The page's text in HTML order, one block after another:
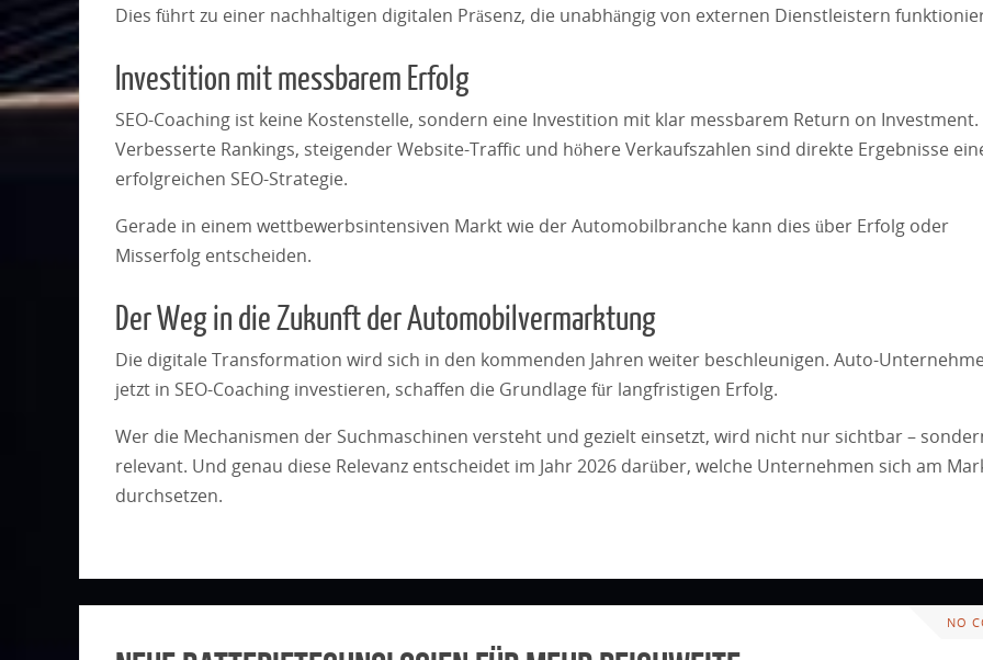
Dies führt zu einer nachhaltigen digitalen Präsenz, die unabhängig von externen Dienstleistern
Investition mit messbarem Erfolg
SEO-Coaching ist keine Kostenstelle, sondern eine Investition mit klar messbarem Return on Investment.
Verbesserte Rankings, steigender Website-Traffic und höhere Verkaufszahlen sind direkte Ergebnisse
erfolgreichen SEO-Strategie.
Gerade in einem wettbewerbsintensiven Markt wie der Automobilbranche kann dies über Erfolg oder
Misserfolg entscheiden.
Der Weg in die Zukunft der Automobilvermarktung
Die digitale Transformation wird sich in den kommenden Jahren weiter beschleunigen. Auto-
jetzt in SEO-Coaching investieren, schaffen die Grundlage für langfristigen Erfolg.
Wer die Mechanismen der Suchmaschinen versteht und gezielt einsetzt, wird nicht nur sichtbar –
relevant. Und genau diese Relevanz entscheidet im Jahr 2026 darüber, welche Unternehmen sich am
durchsetzen.
NO